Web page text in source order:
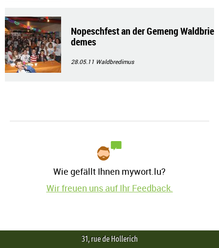
Nopeschfest an der Gemeng Waldbrie
demes
28.05.11 Waldbredimus
Wie gefällt Ihnen mywort.lu?
Wir freuen uns auf Ihr Feedback.
31, rue de Hollerich